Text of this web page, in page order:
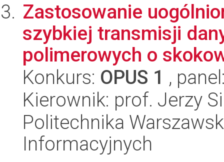
Zastosowanie
szybkiej transmisji
polimerowych o
Konkurs: OPUS 1 ,
Kierownik: prof. Jerzy
Politechnika
Informacyjnych